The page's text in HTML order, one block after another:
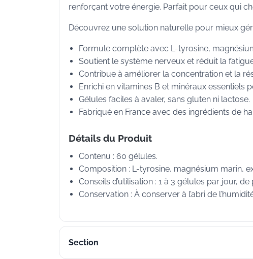
renforçant votre énergie. Parfait pour ceux qui
Découvrez une solution naturelle pour mieux
Formule complète avec L-tyrosine,
Soutient le système nerveux et réduit la
Contribue à améliorer la concentration et la
Enrichi en vitamines B et minéraux essentiels
Gélules faciles à avaler, sans gluten ni lactose.
Fabriqué en France avec des ingrédients de
Détails du Produit
Contenu : 60 gélules.
Composition : L-tyrosine, magnésium marin,
Conseils d’utilisation : 1 à 3 gélules par jour,
Conservation : À conserver à l’abri de
Section